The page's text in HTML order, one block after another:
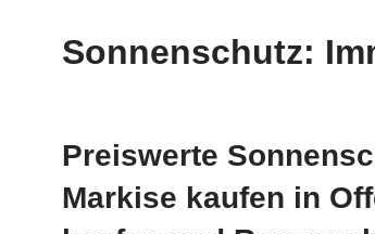
Sonnenschutz:
Preiswerte
Markise kaufen in